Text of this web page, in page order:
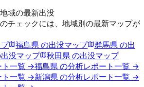
域の最新出没
チェックには、地域別の最新マップが
福島県の出没マップ 群馬県の出
没マップ 秋田県の出没マップ
ト一覧 →福島県の分析レポート一覧 →
ト一覧 →新潟県の分析レポート一覧 →